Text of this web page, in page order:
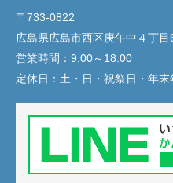
〒733-0822
広島県広島市西区庚午中４丁
営業時間： 9:00～18:00
定休日： 土・日・祝祭日・年